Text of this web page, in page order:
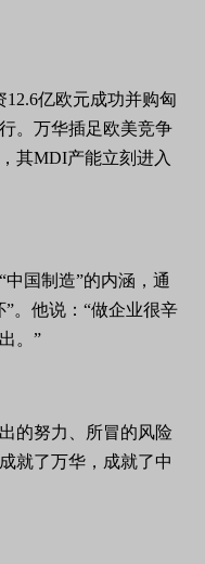
12.6亿欧元成功并购匈
。万华插足欧美竞争
其MDI产能立刻进入
国制造”的内涵，通
。他说：“做企业很辛
。”
的努力、所冒的风险
就了万华，成就了中